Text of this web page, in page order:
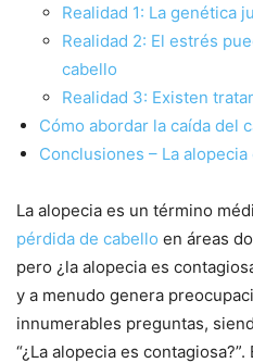
Realidad 1: La genética
Realidad 2: El estrés
cabello
Realidad 3: Existen
Cómo abordar la caída del
Conclusiones – La
La alopecia es un término
pérdida de cabello en áreas
pero ¿la alopecia es
y a menudo genera
innumerables preguntas,
“¿La alopecia es